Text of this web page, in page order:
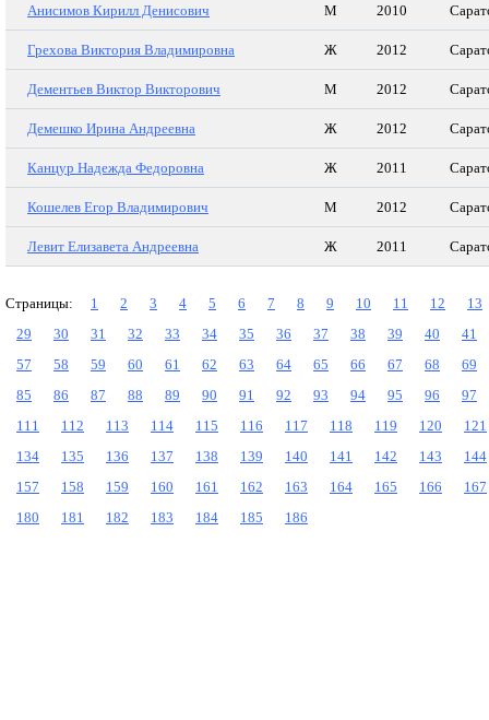
Анисимов Кирилл Денисович М 2010
Грехова Виктория Владимировна Ж 2012
Дементьев Виктор Викторович М 2012
Демешко Ирина Андреевна Ж 2012
Канцур Надежда Федоровна Ж 2011
Кошелев Егор Владимирович М 2012
Левит Елизавета Андреевна Ж 2011
Страницы: 1 2 3 4 5 6 7 8 9 10 11 12
13
29
30 31 32 33 34 35 36 37 38 39 40
41
57
58 59 60 61 62 63 64 65 66 67 68
69
85
86 87 88 89 90 91 92 93 94 95 96
97
111
112 113 114 115 116 117 118 119 120
121
134
135 136 137 138 139 140 141 142 143
144
157
158 159 160 161 162 163 164 165 166
167
180
181 182 183 184 185 186